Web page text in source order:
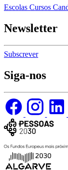
Escolas Cursos
Newsletter
Subscrever
Siga-nos